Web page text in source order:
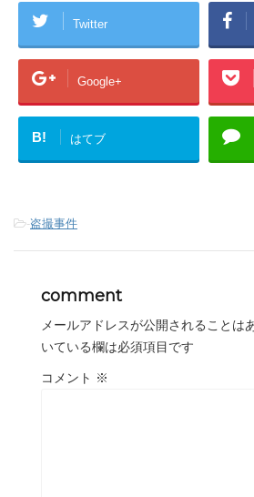
Twitter
Google+
B! はてブ
-盗撮事件
comment
メールアドレスが公開されることは
いている欄は必須項目です
コメント ※